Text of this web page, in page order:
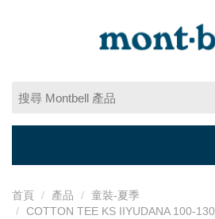
首頁 產品
童裝-夏季
COTTON TEE KS IIYUDANA 100-130